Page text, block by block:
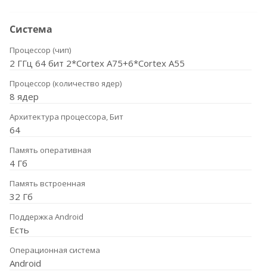
Система
Процессор (чип)
2 ГГц 64 бит 2*Cortex A75+6*Cortex A55
Процессор (количество ядер)
8 ядер
Архитектура процессора, Бит
64
Память оперативная
4 Гб
Память встроенная
32 Гб
Поддержка Android
Есть
Операционная система
Android